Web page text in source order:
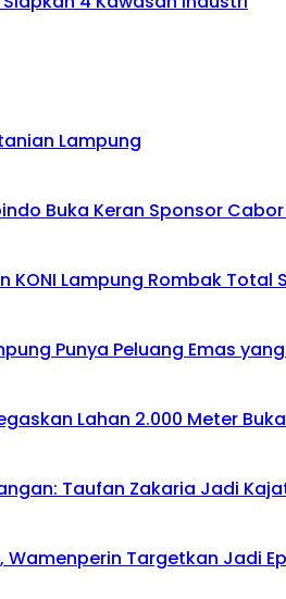
Lampung
Buka Keran Sponsor
Lampung Rombak Total
Punya Peluang Emas
Lahan 2.000 Meter
Taufan Zakaria Jadi
Wamenperin Targetkan Jadi